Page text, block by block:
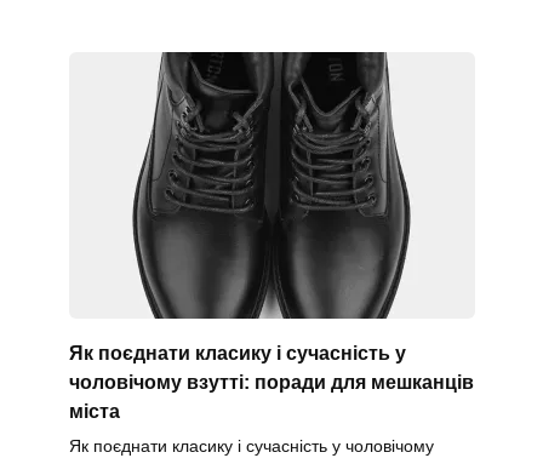
Як поєднати класику і сучасність у
чоловічому взутті: поради для мешканців
міста
Як поєднати класику і сучасність у чоловічому